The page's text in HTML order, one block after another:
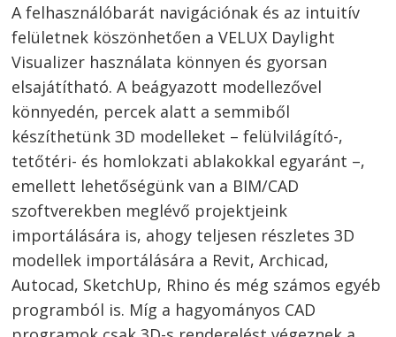
A felhasználóbarát navigációnak és az intuitív
felületnek köszönhetően a VELUX Daylight
Visualizer használata könnyen és gyorsan
elsajátítható. A beágyazott modellezővel
könnyedén, percek alatt a semmiből
készíthetünk 3D modelleket – felülvilágító-,
tetőtéri- és homlokzati ablakokkal egyaránt –,
emellett lehetőségünk van a BIM/CAD
szoftverekben meglévő projektjeink
importálására is, ahogy teljesen részletes 3D
modellek importálására a Revit, Archicad,
Autocad, SketchUp, Rhino és még számos egyéb
programból is. Míg a hagyományos CAD